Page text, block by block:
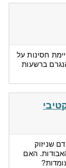
חסינות על
ברשעות
שניזוק
האבודות. האם